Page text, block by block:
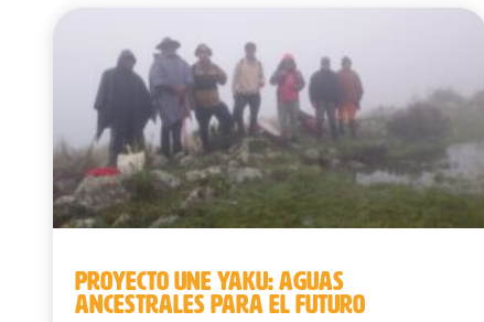
PROYECTO UNE YAKU: AGUAS
ANCESTRALES PARA EL FUTURO